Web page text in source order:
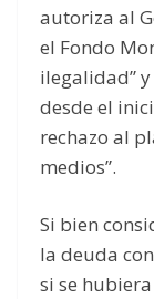
autoriza al
el Fondo
ilegalidad”
desde el
rechazo al
medios”.
Si bien
la deuda
si se